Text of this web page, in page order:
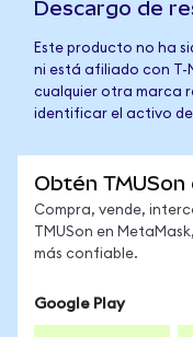
Descargo de
Este producto no ha
ni está afiliado con T-
cualquier otra marca
identificar el activo
Obtén
Compra, vende,
TMUSon en
más confiable.
Google Play